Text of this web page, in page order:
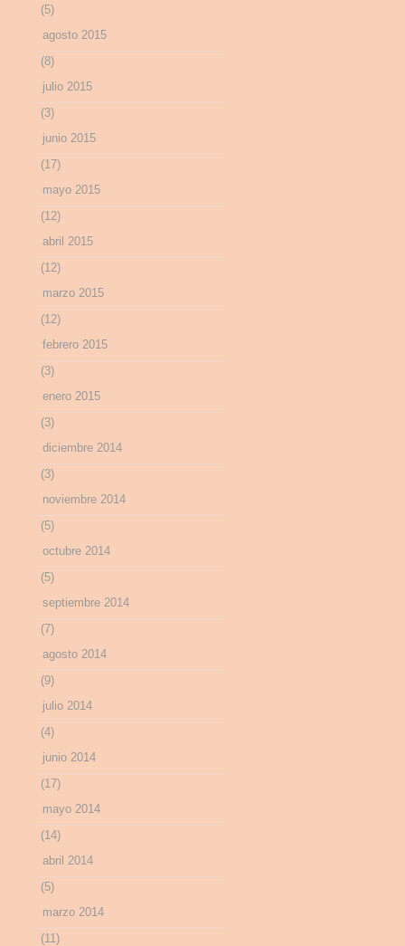
(5)
agosto 2015
(8)
julio 2015
(3)
junio 2015
(17)
mayo 2015
(12)
abril 2015
(12)
marzo 2015
(12)
febrero 2015
(3)
enero 2015
(3)
diciembre 2014
(3)
noviembre 2014
(5)
octubre 2014
(5)
septiembre 2014
(7)
agosto 2014
(9)
julio 2014
(4)
junio 2014
(17)
mayo 2014
(14)
abril 2014
(5)
marzo 2014
(11)